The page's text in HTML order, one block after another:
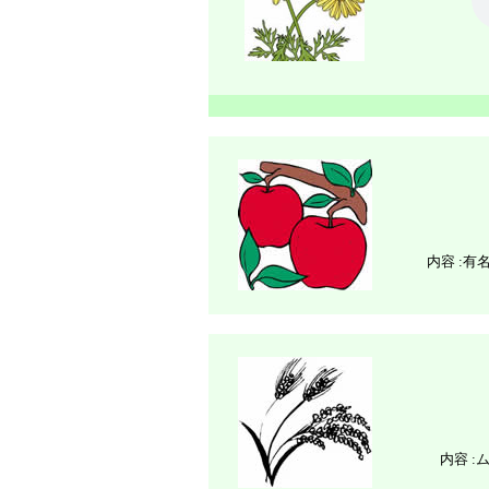
内容 :有
内容 :